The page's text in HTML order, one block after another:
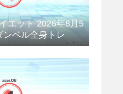
エット 2026年8月5
ンベル全身トレ